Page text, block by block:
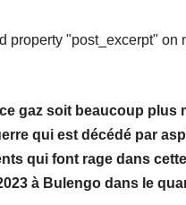
property "post_excerpt" on
ce gaz soit beaucoup
qui est décédé par
qui font rage dans
à Bulengo dans le